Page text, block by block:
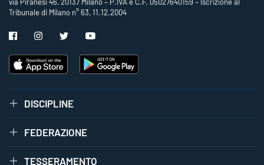
Tribunale di Milano n° 63, 11.12.2004
DISCIPLINE
FEDERAZIONE
TESSERAMENTO